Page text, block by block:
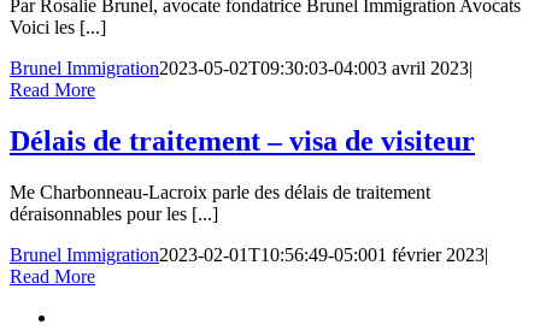
Par Rosalie Brunel, avocate fondatrice Brunel Immigration Avocats
Voici les [...]
Brunel Immigration2023-05-02T09:30:03-04:003 avril 2023|
Read More
Délais de traitement – visa de visiteur
Me Charbonneau-Lacroix parle des délais de traitement
déraisonnables pour les [...]
Brunel Immigration2023-02-01T10:56:49-05:001 février 2023|
Read More